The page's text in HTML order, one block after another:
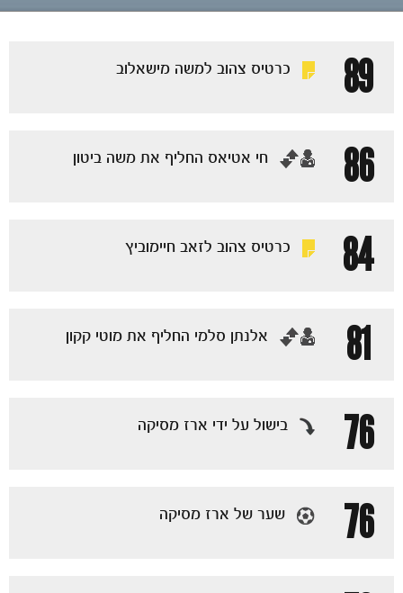
הקבוצות
הרכבים
89 כרטיס צהוב למשה מישאלוב
86 ‏חי אטיאס החליף את משה ביטון
84 כרטיס צהוב לזאב חיימוביץ
81 ‏אלנתן סלמי החליף את מוטי קקון
76 בישול על ידי ארז מסיקה
76 שער של ארז מסיקה